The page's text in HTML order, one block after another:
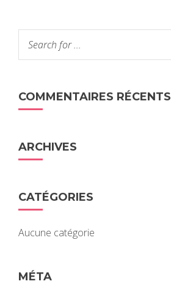
COMMENTAIRES RÉCENTS
ARCHIVES
CATÉGORIES
Aucune catégorie
MÉTA